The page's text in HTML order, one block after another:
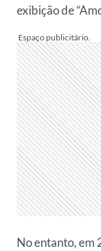
exibição de
No entanto, em